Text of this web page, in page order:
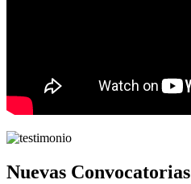
Nuevas Convocatorias